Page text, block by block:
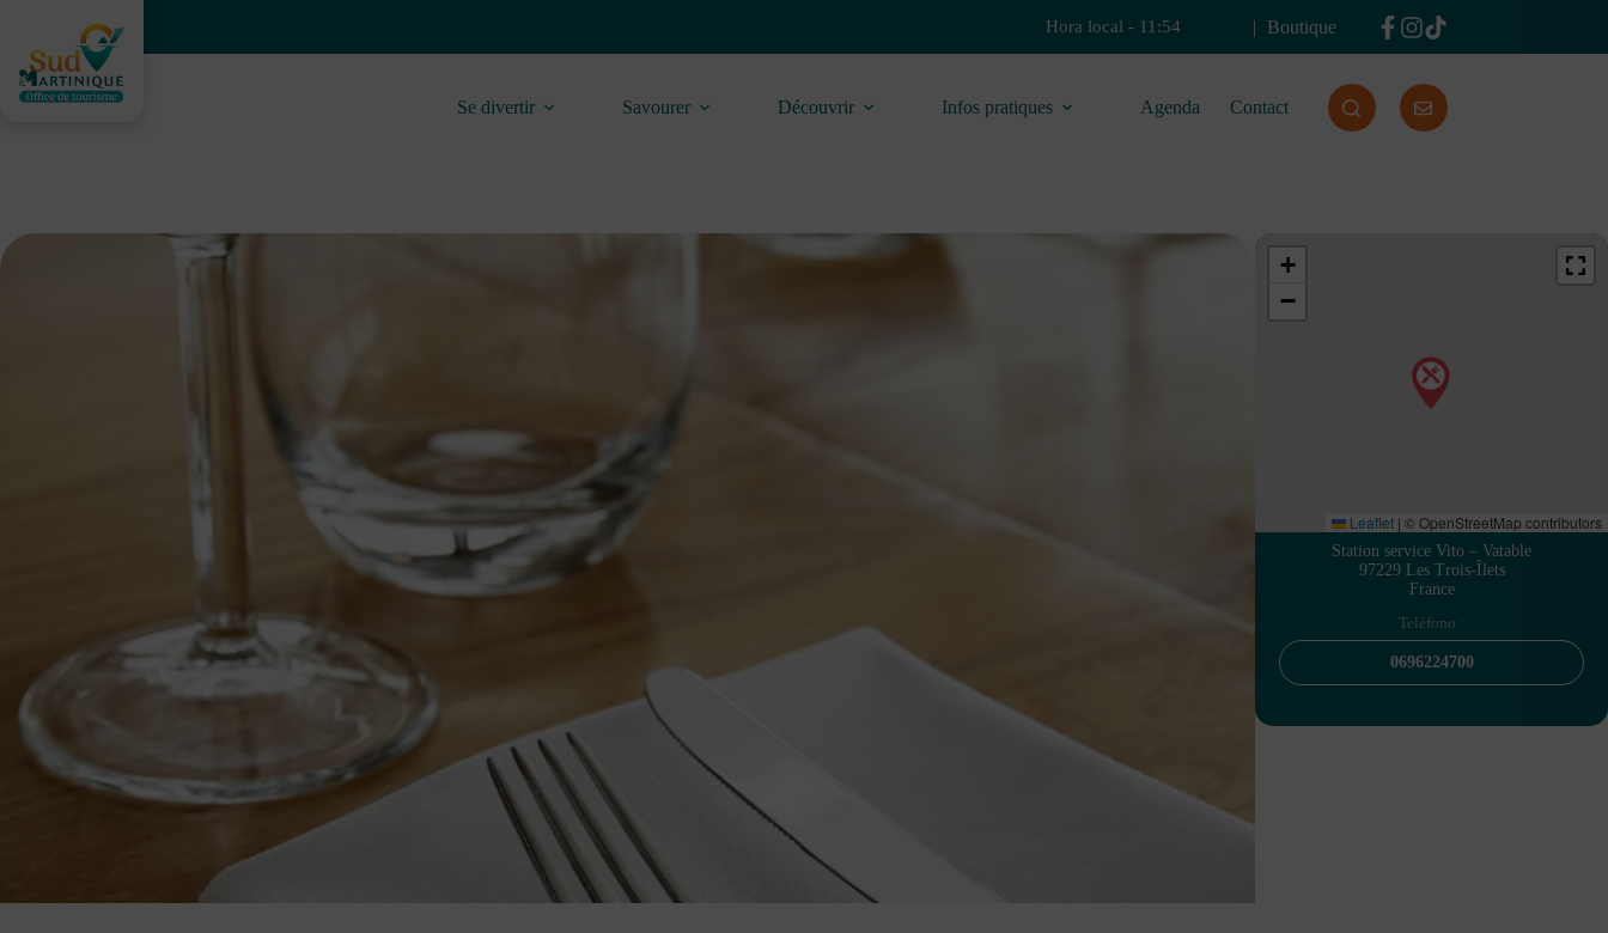
contenido
Hora local - 11:54 Boutique
Se divertir Savourer Découvrir Infos pratiques Agenda Contact
+
−
Leaflet | © OpenStreetMap contributors
Station service Vito – Vatable
97229 Les Trois-Îlets
France
Teléfono :
0696224700